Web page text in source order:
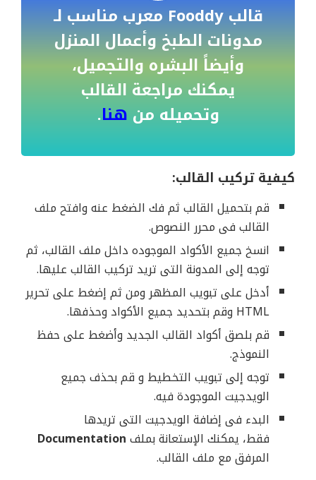
قالب Fooddy معرب مناسب لـ
مدونات الطبخ وأعمال المنزل
وأيضاً البشره والتجميل،
يمكنك مراجعة القالب
وتحميله من هنا.
كيفية تركيب القالب:
قم بتحميل القالب ثم فك الضغط عنه وافتح ملف
القالب فى محرر النصوص.
انسخ جميع الأكواد الموجوده داخل ملف القالب، ثم
توجه إلى المدونة التى تريد تركيب القالب عليها.
أدخل على تبويب المظهر ومن ثم إضغط على تحرير
HTML وقم بتحديد جميع الأكواد وحذفها.
قم بلصق أكواد القالب الجديد وأضغط على حفظ
النموذج.
توجه إلى تبويب التخطيط و قم بحذف جميع
الويدجيت الموجودة فيه.
البدء فى إضافة الويدجيت التى تريدها
فقط، يمكنك الإستعانة بملفDocumentation
المرفق مع ملف القالب.